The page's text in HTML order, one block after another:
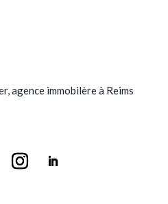
agence immobilère à Reims